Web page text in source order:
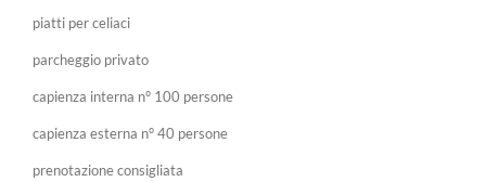
piatti per celiaci
parcheggio privato
capienza interna n° 100 persone
capienza esterna n° 40 persone
prenotazione consigliata